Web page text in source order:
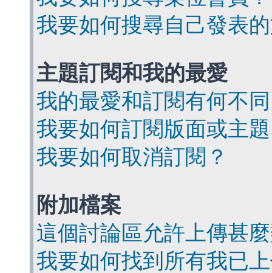
我要如何搜尋自己發表
主題訂閱和我的最愛
我的最愛和訂閱有何不
我要如何訂閱版面或主
我要如何取消訂閱？
附加檔案
這個討論區允許上傳甚
我要如何找到所有我已